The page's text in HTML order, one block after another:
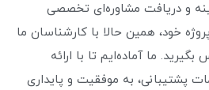
و دریافت مشاوره‌ای تخصصی
خود، همین حالا با کارشناسان ما
ما آماده‌ایم تا با ارائه
پشتیبانی، به موفقیت و پایداری